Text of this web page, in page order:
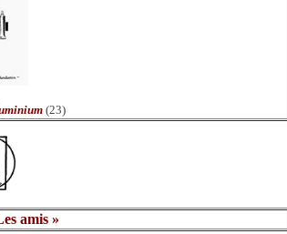
(23)
amis »